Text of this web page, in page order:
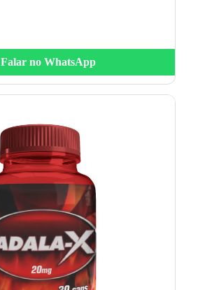
Falar no WhatsApp